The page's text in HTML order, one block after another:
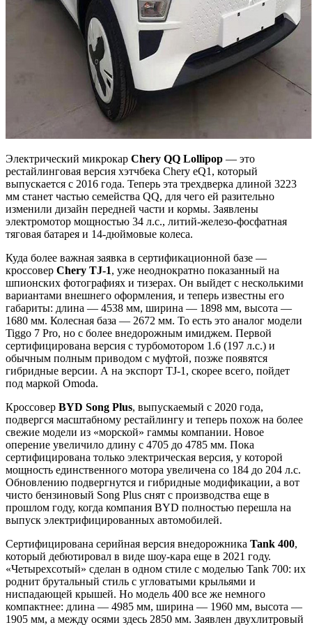
Электрический микрокар Chery QQ Lollipop — это
рестайлинговая версия хэтчбека Chery eQ1, который
выпускается с 2016 года. Теперь эта трехдверка длиной 3223
мм станет частью семейства QQ, для чего ей разительно
изменили дизайн передней части и кормы. Заявлены
электромотор мощностью 34 л.с., литий-железо-фосфатная
тяговая батарея и 14-дюймовые колеса.
Куда более важная заявка в сертификационной базе —
кроссовер Chery TJ-1, уже неоднократно показанный на
шпионских фотографиях и тизерах. Он выйдет с несколькими
вариантами внешнего оформления, и теперь известны его
габариты: длина — 4538 мм, ширина — 1898 мм, высота —
1680 мм. Колесная база — 2672 мм. То есть это аналог модели
Tiggo 7 Pro, но с более внедорожным имиджем. Первой
сертифицирована версия с турбомотором 1.6 (197 л.с.) и
обычным полным приводом с муфтой, позже появятся
гибридные версии. А на экспорт TJ-1, скорее всего, пойдет
под маркой Omoda.
Кроссовер BYD Song Plus, выпускаемый с 2020 года,
подвергся масштабному рестайлингу и теперь похож на более
свежие модели из «морской» гаммы компании. Новое
оперение увеличило длину с 4705 до 4785 мм. Пока
сертифицирована только электрическая версия, у которой
мощность единственного мотора увеличена со 184 до 204 л.с.
Обновлению подвергнутся и гибридные модификации, а вот
чисто бензиновый Song Plus снят с производства еще в
прошлом году, когда компания BYD полностью перешла на
выпуск электрифицированных автомобилей.
Сертифицирована серийная версия внедорожника Tank 400,
который дебютировал в виде шоу-кара еще в 2021 году.
«Четырехсотый» сделан в одном стиле с моделью Tank 700: их
роднит брутальный стиль с угловатыми крыльями и
ниспадающей крышей. Но модель 400 все же немного
компактнее: длина — 4985 мм, ширина — 1960 мм, высота —
1905 мм, а между осями здесь 2850 мм. Заявлен двухлитровый